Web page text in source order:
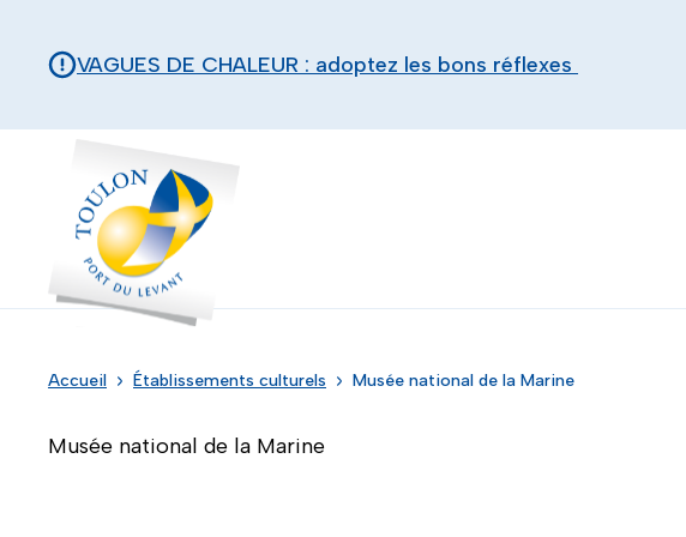
VAGUES DE CHALEUR : adoptez les bons réflexes
Accueil Établissements culturels Musée national de la Marine
Musée national de la Marine